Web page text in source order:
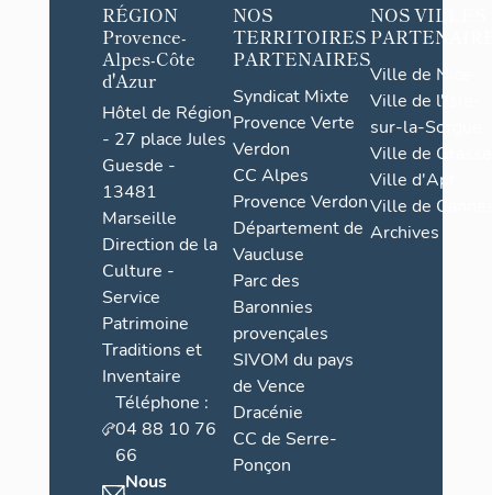
RÉGION
Provence-
Alpes-Côte
d'Azur
Hôtel de Région
- 27 place Jules
Guesde -
13481
Marseille
Direction de la
Culture -
Service
Patrimoine
Traditions et
Inventaire
Téléphone :
04 88 10 76
66
Nous
NOS
TERRITOIRES
PARTENAIRES
Syndicat Mixte
Provence Verte
Verdon
CC Alpes
Provence Verdon
Département de
Vaucluse
Parc des
Baronnies
provençales
SIVOM du pays
de Vence
Dracénie
CC de Serre-
Ponçon
NOS VILLES
Ville de Nice
Ville de l'Isle-
sur-la-Sorgue
Ville de Grasse
Ville d'Apt
Ville de
Archives